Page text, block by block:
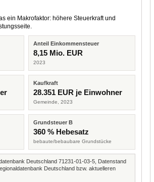
ein Makrofaktor: höhere Steuerkraft und
Anteil Einkommensteuer
8,15 Mio. EUR
2023
Kaufkraft
28.351 EUR je Einwohner
Gemeinde, 2023
Grundsteuer B
360 % Hebesatz
bebaute/bebaubare Grundstücke
Deutschland 71231-01-03-5, Datenstand
Deutschland bzw. aktuelleren